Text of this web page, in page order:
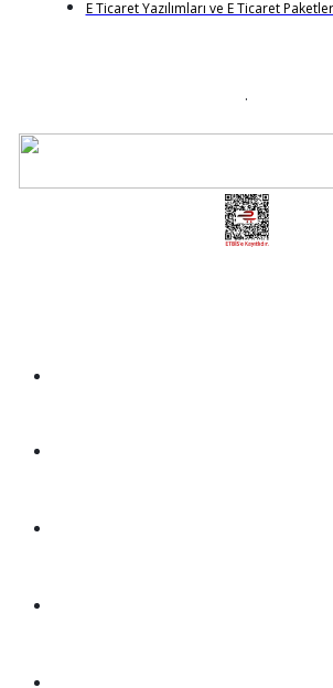
E Ticaret Yazılımları ve E Ticaret
.